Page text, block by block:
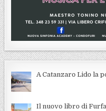
A Catanzaro Lido la
Il nuovo libro di